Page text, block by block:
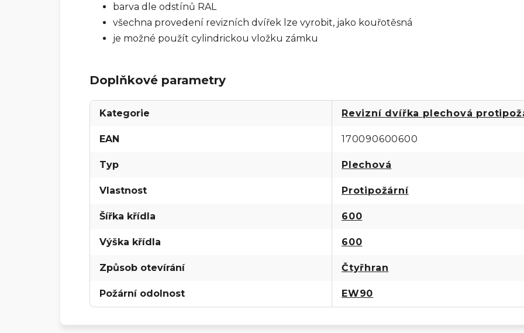
barva dle odstínů RAL
všechna provedení revizních dvířek lze vyrobit, jako kouřotěsná
je možné použít cylindrickou vložku zámku
Doplňkové parametry
Kategorie Revizní dvířka plechová
EAN 170090600600
Typ Plechová
Vlastnost Protipožární
Šířka křídla 600
Výška křídla 600
Způsob otevírání Čtyřhran
Požární odolnost EW90